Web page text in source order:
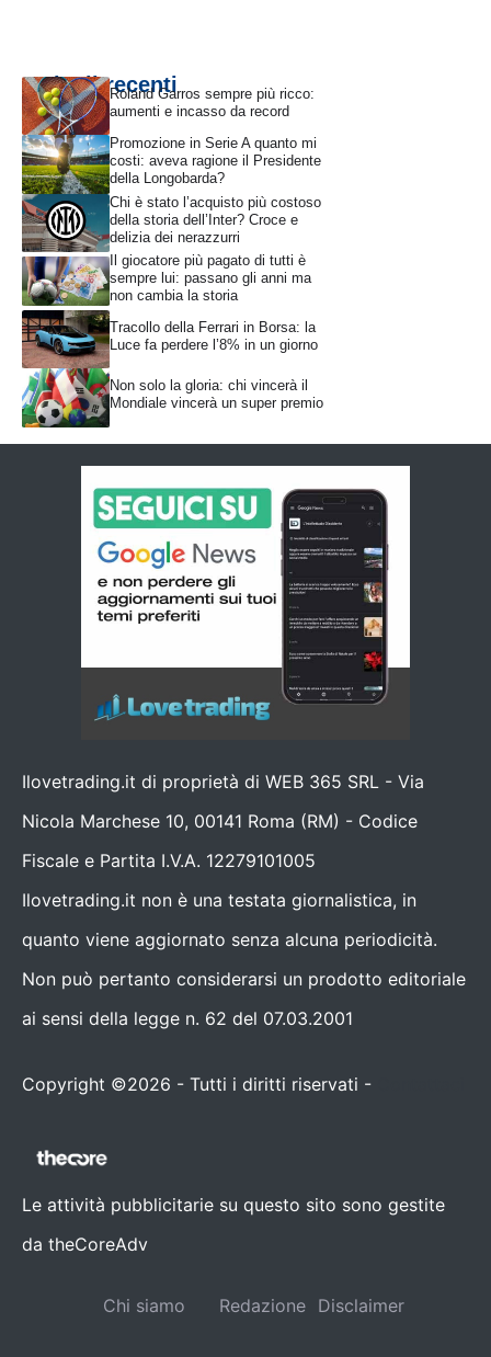
Articoli recentiRoland Garros sempre più ricco:
aumenti e incasso da record
Promozione in Serie A quanto mi
costi: aveva ragione il Presidente
della Longobarda?
Chi è stato l’acquisto più costoso
della storia dell’Inter? Croce e
delizia dei nerazzurri
Il giocatore più pagato di tutti è
sempre lui: passano gli anni ma
non cambia la storia
Tracollo della Ferrari in Borsa: la
Luce fa perdere l’8% in un giorno
Non solo la gloria: chi vincerà il
Mondiale vincerà un super premio
Ilovetrading.it di proprietà di WEB 365 SRL - Via
Nicola Marchese 10, 00141 Roma (RM) - Codice
Fiscale e Partita I.V.A. 12279101005
Ilovetrading.it non è una testata giornalistica, in
quanto viene aggiornato senza alcuna periodicità.
Non può pertanto considerarsi un prodotto editoriale
ai sensi della legge n. 62 del 07.03.2001
Copyright ©2026 - Tutti i diritti riservati -
Le attività pubblicitarie su questo sito sono gestite
da theCoreAdv
Chi siamo Redazione Disclaimer